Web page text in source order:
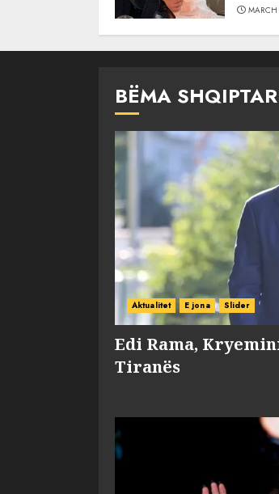
BËMA
Aktualitet E jona Slider
Edi Rama,
Tiranës